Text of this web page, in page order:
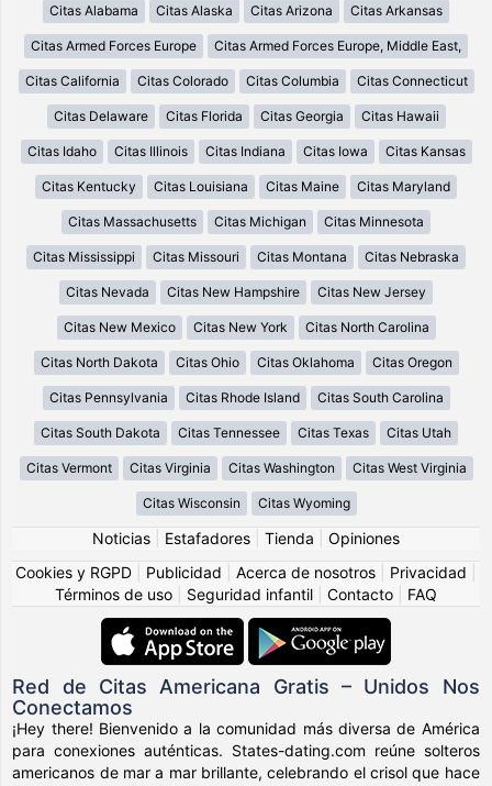
Citas Alabama Citas Alaska Citas Arizona Citas Arkansas
Citas Armed Forces Europe Citas Armed Forces Europe, Middle East,
Citas California Citas Colorado Citas Columbia Citas Connecticut
Citas Delaware Citas Florida Citas Georgia Citas Hawaii
Citas Idaho Citas Illinois Citas Indiana Citas Iowa Citas Kansas
Citas Kentucky Citas Louisiana Citas Maine Citas Maryland
Citas Massachusetts Citas Michigan Citas Minnesota
Citas Mississippi Citas Missouri Citas Montana Citas Nebraska
Citas Nevada Citas New Hampshire Citas New Jersey
Citas New Mexico Citas New York Citas North Carolina
Citas North Dakota Citas Ohio Citas Oklahoma Citas Oregon
Citas Pennsylvania Citas Rhode Island Citas South Carolina
Citas South Dakota Citas Tennessee Citas Texas Citas Utah
Citas Vermont Citas Virginia Citas Washington Citas West Virginia
Citas Wisconsin Citas Wyoming
Noticias Estafadores Tienda
Opiniones
Cookies y RGPD
Publicidad Acerca de nosotros Privacidad
Términos de uso
Seguridad infantil Contacto FAQ
Red de Citas Americana Gratis – Unidos Nos
Conectamos
¡Hey there! Bienvenido a la comunidad más diversa de América
para conexiones auténticas. States-dating.com reúne solteros
americanos de mar a mar brillante, celebrando el crisol que hace